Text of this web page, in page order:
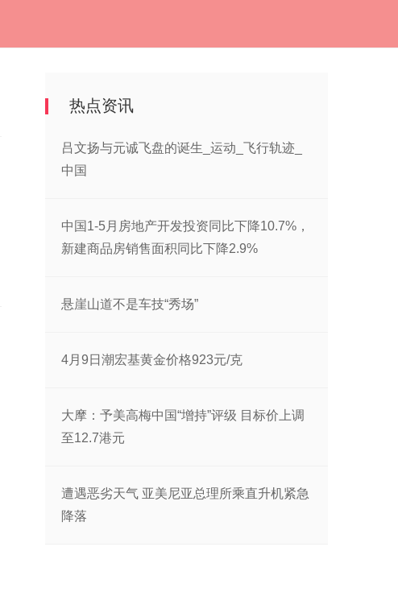
热点资讯
吕文扬与元诚飞盘的诞生_运动_飞行轨迹_
中国
中国1-5月房地产开发投资同比下降10.7%，
新建商品房销售面积同比下降2.9%
悬崖山道不是车技“秀场”
4月9日潮宏基黄金价格923元/克
大摩：予美高梅中国“增持”评级 目标价上调
至12.7港元
遭遇恶劣天气 亚美尼亚总理所乘直升机紧急
降落